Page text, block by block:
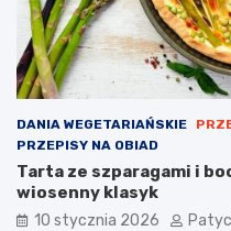
DANIA WEGETARIAŃSKIE
PRZEPISY NA OBIAD
Tarta ze szparagami i
wiosenny klasyk
10 stycznia 2026